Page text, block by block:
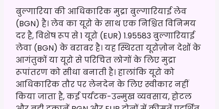
बुल्गारिया की आधिकारिक मुद्रा बुल्गारियाई लेव
(BGN) है। लेव का यूरो के साथ एक निश्चित विनिमय
दर है, विशेष रूप से 1 यूरो (EUR) 1.95583 बुल्गारियाई
लेवा (BGN) के बराबर है। यह स्थिरता यूरोज़ोन देशों के
आगंतुकों या यूरो से परिचित लोगों के लिए मुद्रा
रूपांतरण को सीधा बनाती है। हालांकि यूरो को
आधिकारिक तौर पर लेनदेन के लिए स्वीकार नहीं
किया जाता है, कई पर्यटक-उन्मुख व्यवसाय, होटल